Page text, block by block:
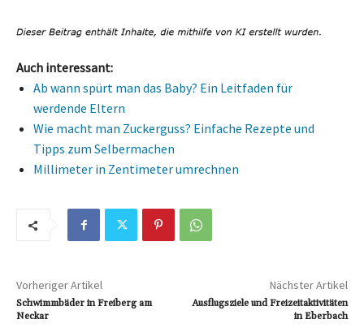
Auch interessant:
Ab wann spürt man das Baby? Ein Leitfaden für
werdende Eltern
Wie macht man Zuckerguss? Einfache Rezepte und
Tipps zum Selbermachen
Millimeter in Zentimeter umrechnen
Vorheriger Artikel
Schwimmbäder in Freiberg am
Neckar
Nächster Artikel
Ausflugsziele und Freizeitaktivitäten
in Eberbach